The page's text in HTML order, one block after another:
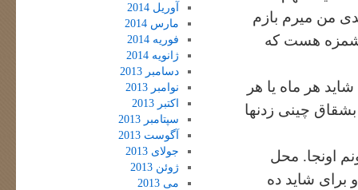
من میرم بازم
هست که
هر ماه یا هر
چینی زدنها
اونجا. محل
برای شاید ده
آوریل 2014
مارس 2014
فوریه 2014
ژانویه 2014
دسامبر 2013
نوامبر 2013
اکتبر 2013
سپتامبر 2013
آگوست 2013
جولای 2013
ژوئن 2013
می 2013